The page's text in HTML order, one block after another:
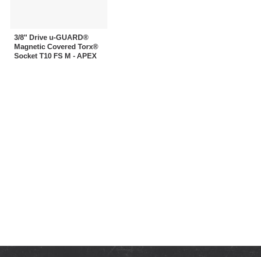
3/8" Drive u-GUARD®
Magnetic Covered Torx®
Socket T10 FS M - APEX